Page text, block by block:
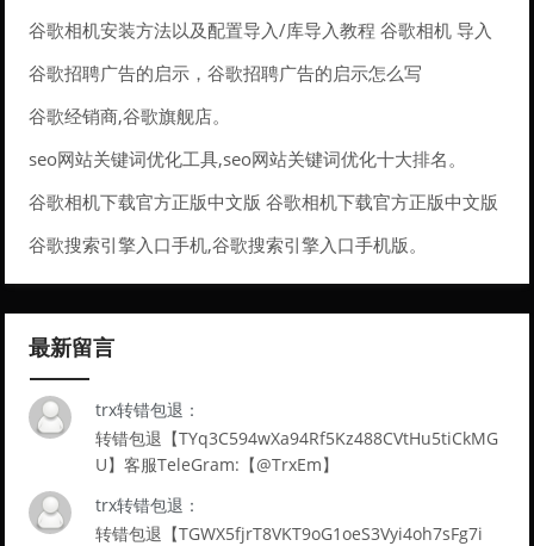
么
谷歌相机安装方法以及配置导入/库导入教程 谷歌相机 导入
配置
谷歌招聘广告的启示，谷歌招聘广告的启示怎么写
谷歌经销商,谷歌旗舰店。
seo网站关键词优化工具,seo网站关键词优化十大排名。
谷歌相机下载官方正版中文版 谷歌相机下载官方正版中文版
安装
谷歌搜索引擎入口手机,谷歌搜索引擎入口手机版。
最新留言
trx转错包退：
转错包退【TYq3C594wXa94Rf5Kz488CVtHu5tiCkMG
U】客服TeleGram:【@TrxEm】
trx转错包退：
转错包退【TGWX5fjrT8VKT9oG1oeS3Vyi4oh7sFg7i